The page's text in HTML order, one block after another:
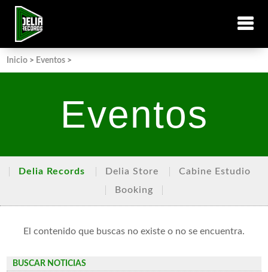
Inicio > Eventos >
Eventos
Delia Records Delia Store
Cabine Estudio
Booking
El contenido que buscas no existe o no se encuentra.
BUSCAR NOTICIAS